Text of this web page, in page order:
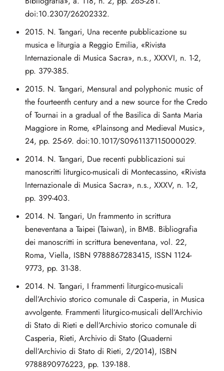
doi:10.2307/26202332.
2015. N. Tangari, Una recente pubblicazione su
musica e liturgia a Reggio Emilia, «Rivista
Internazionale di Musica Sacra», n.s., XXXVI, n. 1-2,
pp. 379-385.
2015. N. Tangari, Mensural and polyphonic music of
the fourteenth century and a new source for the Credo
of Tournai in a gradual of the Basilica di Santa Maria
Maggiore in Rome, «Plainsong and Medieval Music»,
24, pp. 25-69. doi:10.1017/S0961137115000029.
2014. N. Tangari, Due recenti pubblicazioni sui
manoscritti liturgico-musicali di Montecassino, «Rivista
Internazionale di Musica Sacra», n.s., XXXV, n. 1-2,
pp. 399-403.
2014. N. Tangari, Un frammento in scrittura
beneventana a Taipei (Taiwan), in BMB. Bibliografia
dei manoscritti in scrittura beneventana, vol. 22,
Roma, Viella, ISBN 9788867283415, ISSN 1124-
9773, pp. 31-38.
2014. N. Tangari, I frammenti liturgico-musicali
dell’Archivio storico comunale di Casperia, in Musica
avvolgente. Frammenti liturgico-musicali dell’Archivio
di Stato di Rieti e dell’Archivio storico comunale di
Casperia, Rieti, Archivio di Stato (Quaderni
dell’Archivio di Stato di Rieti, 2/2014), ISBN
9788890976223, pp. 139-188.